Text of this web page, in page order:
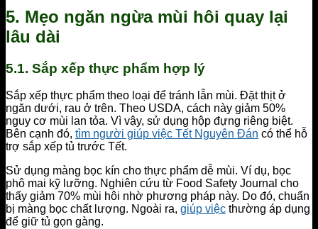
5. Mẹo ngăn ngừa mùi hôi quay lại
lâu dài
5.1. Sắp xếp thực phẩm hợp lý
Sắp xếp thực phẩm theo loại để tránh lẫn mùi. Đặt thịt ở
ngăn dưới, rau ở trên. Theo USDA, cách này giảm 50%
nguy cơ mùi lan tỏa. Vì vậy, sử dụng hộp đựng riêng biệt.
Bên cạnh đó, tìm người giúp việc Tết Nguyên Đán có thể hỗ
trợ sắp xếp tủ trước Tết.
Sử dụng màng bọc kín cho thực phẩm dễ mùi. Ví dụ, bọc
phô mai kỹ lưỡng. Nghiên cứu từ Food Safety Journal cho
thấy giảm 70% mùi hôi nhờ phương pháp này. Do đó, chuẩn
bị màng bọc chất lượng. Ngoài ra, giúp việc thường áp dụng
để giữ tủ gọn gàng.